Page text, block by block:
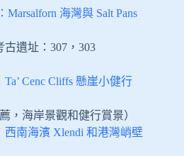
Marsalforn 海灣與 Salt Pans
古遺址：307，303
Ta’ Cenc Cliffs 懸崖小健行
，海岸景觀和健行賞景）
西南海濱 Xlendi 和港灣峭壁